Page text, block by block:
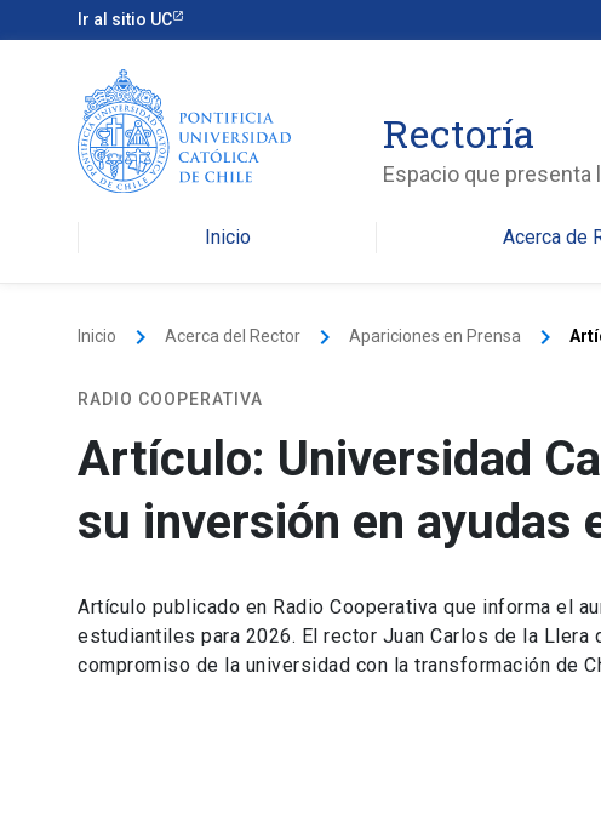
Ir al sitio UC
Rectoría
Espacio que
Inicio Acerca de
Inicio keyboard_arrow_right Acerca del Rector keyboard_arrow_right Apariciones en Prensa keyboard_arrow_right
RADIO COOPERATIVA
Artículo: Universidad
su inversión en ayudas
Artículo publicado en Radio Cooperativa que informa el
estudiantiles para 2026. El rector Juan Carlos de la
compromiso de la universidad con la transformación de